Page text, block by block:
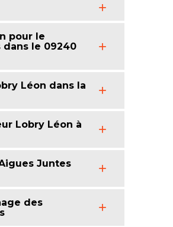
pour le
dans le 09240
Léon dans la
Lobry Léon à
Juntes
des